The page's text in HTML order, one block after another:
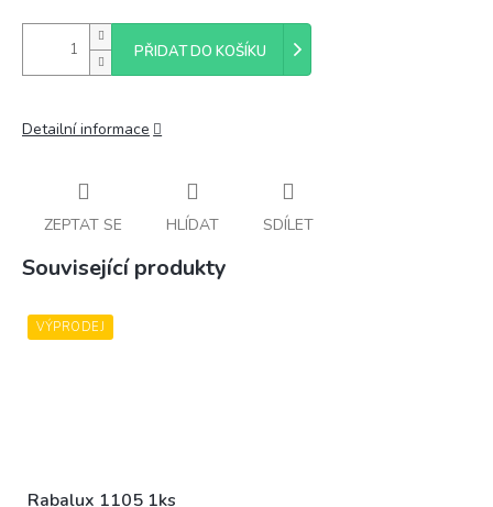
PŘIDAT DO KOŠÍKU
Detailní informace
ZEPTAT SE HLÍDAT SDÍLET
Související produkty
VÝPRODEJ
Rabalux 1105 1ks